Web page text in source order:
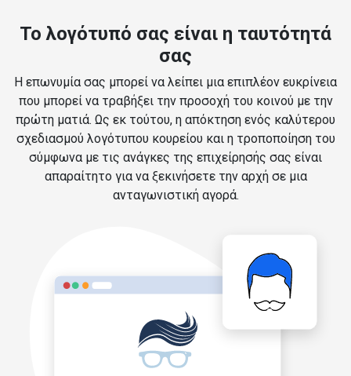
Το λογότυπό σας είναι η ταυτότητά
σας
Η επωνυμία σας μπορεί να λείπει μια επιπλέον ευκρίνεια
που μπορεί να τραβήξει την προσοχή του κοινού με την
πρώτη ματιά. Ως εκ τούτου, η απόκτηση ενός καλύτερου
σχεδιασμού λογότυπου κουρείου και η τροποποίηση του
σύμφωνα με τις ανάγκες της επιχείρησής σας είναι
απαραίτητο για να ξεκινήσετε την αρχή σε μια
ανταγωνιστική αγορά.